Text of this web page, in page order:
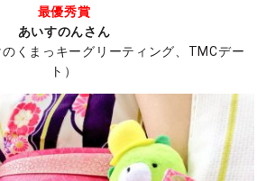
最優秀賞
あいすのんさん
のくまっキーグリーティング、TMCデー
ト）